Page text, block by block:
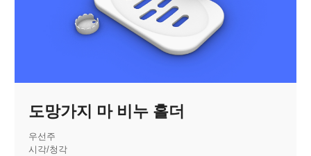
도망가지 마 비누 홀더
우선주
시각/청각